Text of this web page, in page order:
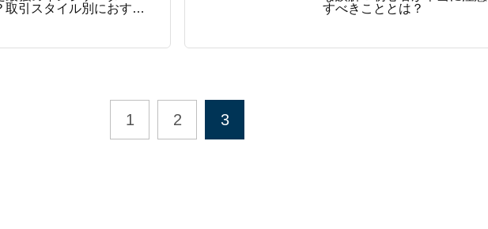
取引スタイル別におすす
すべきこととは？
1 2 3